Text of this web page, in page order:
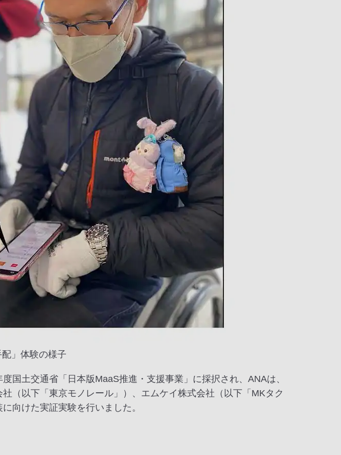
配」体験の様子
国土交通省「日本版MaaS推進・支援事業」に採択され、ANAは、
（以下「東京モノレール」）、エムケイ株式会社（以下「MKタク
向けた実証実験を行いました。